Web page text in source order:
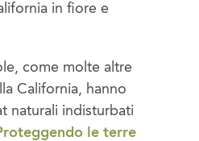
in fiore e
come molte altre
California, hanno
naturali indisturbati
le terre